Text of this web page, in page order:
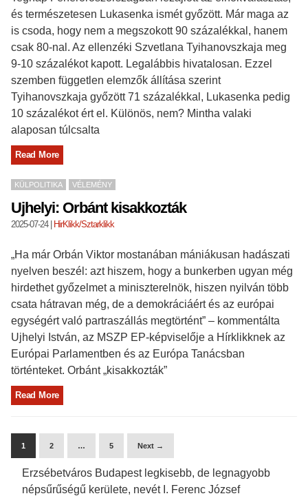
és természetesen Lukasenka ismét győzött. Már maga az
is csoda, hogy nem a megszokott 90 százalékkal, hanem
csak 80-nal. Az ellenzéki Szvetlana Tyihanovszkaja meg
9-10 százalékot kapott. Legalábbis hivatalosan. Ezzel
szemben független elemzők állítása szerint
Tyihanovszkaja győzött 71 százalékkal, Lukasenka pedig
10 százalékot ért el. Különös, nem? Mintha valaki
alaposan túlcsalta
Read More
KÜLPOLITIKA VÉLEMÉNY
Ujhelyi: Orbánt kisakkozták
2025-07-24| HirKlikk/Sztarklikk
„Ha már Orbán Viktor mostanában mániákusan hadászati
nyelven beszél: azt hiszem, hogy a bunkerben ugyan még
hirdethet győzelmet a miniszterelnök, hiszen nyilván több
csata hátravan még, de a demokráciáért és az európai
egységért való partraszállás megtörtént” – kommentálta
Ujhelyi István, az MSZP EP-képviselője a Hírklikknek az
Európai Parlamentben és az Európa Tanácsban
történteket. Orbánt „kisakkozták”
Read More
1 2 … 5 Next →
Erzsébetváros Budapest legkisebb, de legnagyobb
népsűrűségű kerülete, nevét I. Ferenc József